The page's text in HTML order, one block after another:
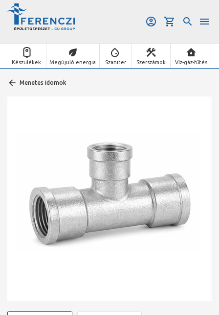
Készülékek Megújuló energia Szaniter Szerszámok Víz-gáz-fűtés
Menetes idomok